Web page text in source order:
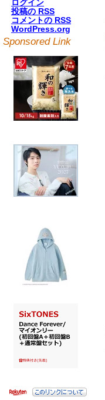
ログイン
投稿の RSS
コメントの RSS
WordPress.org
Sponsored Link